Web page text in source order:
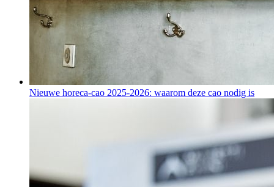
Nieuwe horeca-cao 2025-2026: waarom deze cao nodig is